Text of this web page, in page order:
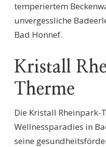
temperiertem
unvergessliche
Bad Honnef.
Kristall
Therme
Die Kristall Rheinpark-
Wellnessparadies in
seine